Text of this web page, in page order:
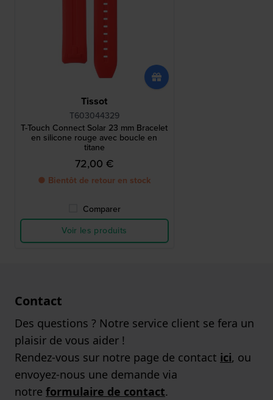
Tissot
T603044329
T-Touch Connect Solar 23 mm Bracelet
en silicone rouge avec boucle en
titane
72,00 €
● Bientôt de retour en stock
Comparer
Voir les produits
Contact
Des questions ? Notre service client se fera un
plaisir de vous aider !
Rendez-vous sur notre page de contact ici, ou
envoyez-nous une demande via
notre formulaire de contact.